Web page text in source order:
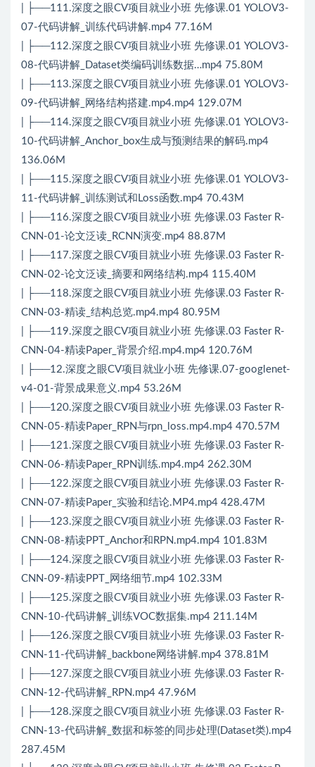
| ├──111.深度之眼CV项目就业小班 先修课.01 YOLOV3-
07-代码讲解_训练代码讲解.mp4 77.16M
| ├──112.深度之眼CV项目就业小班 先修课.01 YOLOV3-
08-代码讲解_Dataset类编码训练数据…mp4 75.80M
| ├──113.深度之眼CV项目就业小班 先修课.01 YOLOV3-
09-代码讲解_网络结构搭建.mp4.mp4 129.07M
| ├──114.深度之眼CV项目就业小班 先修课.01 YOLOV3-
10-代码讲解_Anchor_box生成与预测结果的解码.mp4
136.06M
| ├──115.深度之眼CV项目就业小班 先修课.01 YOLOV3-
11-代码讲解_训练测试和Loss函数.mp4 70.43M
| ├──116.深度之眼CV项目就业小班 先修课.03 Faster R-
CNN-01-论文泛读_RCNN演变.mp4 88.87M
| ├──117.深度之眼CV项目就业小班 先修课.03 Faster R-
CNN-02-论文泛读_摘要和网络结构.mp4 115.40M
| ├──118.深度之眼CV项目就业小班 先修课.03 Faster R-
CNN-03-精读_结构总览.mp4.mp4 80.95M
| ├──119.深度之眼CV项目就业小班 先修课.03 Faster R-
CNN-04-精读Paper_背景介绍.mp4.mp4 120.76M
| ├──12.深度之眼CV项目就业小班 先修课.07-googlenet-
v4-01-背景成果意义.mp4 53.26M
| ├──120.深度之眼CV项目就业小班 先修课.03 Faster R-
CNN-05-精读Paper_RPN与rpn_loss.mp4.mp4 470.57M
| ├──121.深度之眼CV项目就业小班 先修课.03 Faster R-
CNN-06-精读Paper_RPN训练.mp4.mp4 262.30M
| ├──122.深度之眼CV项目就业小班 先修课.03 Faster R-
CNN-07-精读Paper_实验和结论.MP4.mp4 428.47M
| ├──123.深度之眼CV项目就业小班 先修课.03 Faster R-
CNN-08-精读PPT_Anchor和RPN.mp4.mp4 101.83M
| ├──124.深度之眼CV项目就业小班 先修课.03 Faster R-
CNN-09-精读PPT_网络细节.mp4 102.33M
| ├──125.深度之眼CV项目就业小班 先修课.03 Faster R-
CNN-10-代码讲解_训练VOC数据集.mp4 211.14M
| ├──126.深度之眼CV项目就业小班 先修课.03 Faster R-
CNN-11-代码讲解_backbone网络讲解.mp4 378.81M
| ├──127.深度之眼CV项目就业小班 先修课.03 Faster R-
CNN-12-代码讲解_RPN.mp4 47.96M
| ├──128.深度之眼CV项目就业小班 先修课.03 Faster R-
CNN-13-代码讲解_数据和标签的同步处理(Dataset类).mp4
287.45M